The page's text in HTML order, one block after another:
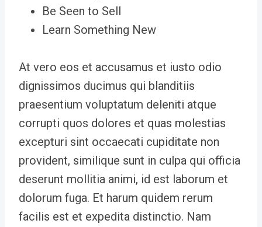
Be Seen to Sell
Learn Something New
At vero eos et accusamus et iusto odio
dignissimos ducimus qui blanditiis
praesentium voluptatum deleniti atque
corrupti quos dolores et quas molestias
excepturi sint occaecati cupiditate non
provident, similique sunt in culpa qui officia
deserunt mollitia animi, id est laborum et
dolorum fuga. Et harum quidem rerum
facilis est et expedita distinctio. Nam